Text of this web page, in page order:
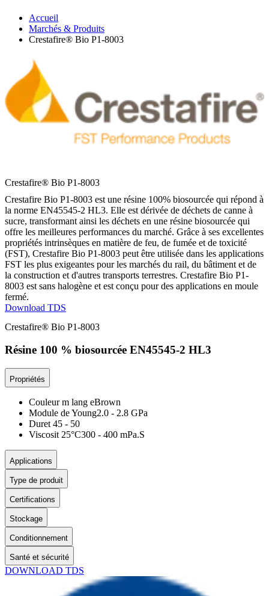
Accueil
Marchés & Produits
Crestafire® Bio P1-8003
Crestafire® Bio P1-8003
Crestafire Bio P1-8003 est une résine 100% biosourcée qui répond à
la norme EN45545-2 HL3. Elle est dérivée de déchets de canne à
sucre, transformant ainsi les déchets en une résine biosourcée qui
offre les meilleures performances du marché. Grâce à ses excellentes
propriétés intrinsèques en matière de feu, de fumée et de toxicité
(FST), Crestafire Bio P1-8003 peut être utilisée dans les applications
FST les plus exigeantes pour les marchés du rail, du bâtiment et de
la construction et d'autres transports terrestres. Crestafire Bio P1-
8003 est sans halogène et est conçu pour des applications en moule
fermé.
Download TDS
Crestafire® Bio P1-8003
Résine 100 % biosourcée EN45545-2 HL3
Propriétés
Couleur m lang eBrown
Module de Young2.0 - 2.8 GPa
Duret 45 - 50
Viscosit 25°C300 - 400 mPa.S
Applications
Type de produit
Certifications
Stockage
Conditionnement
Santé et sécurité
DOWNLOAD TDS